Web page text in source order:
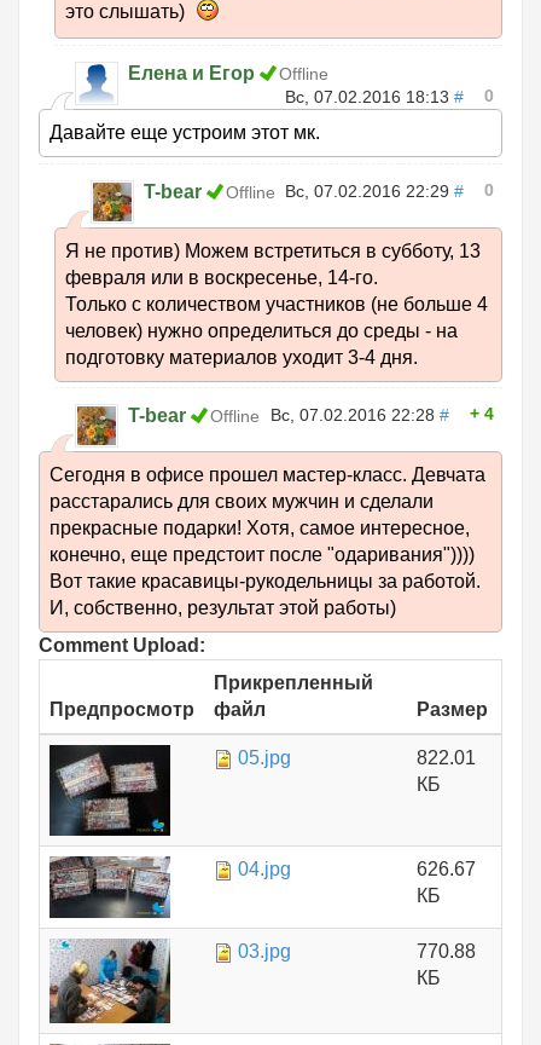
это слышать)
Елена и Егор
Offline
Вс, 07.02.2016 18:13 # 0
Давайте еще устроим этот мк.
T-bear Offline Вс, 07.02.2016 22:29 # 0
Я не против) Можем встретиться в субботу, 13
февраля или в воскресенье, 14-го.
Только с количеством участников (не больше 4
человек) нужно определиться до среды - на
подготовку материалов уходит 3-4 дня.
T-bear Offline Вс, 07.02.2016 22:28 # 4
Сегодня в офисе прошел мастер-класс. Девчата
расстарались для своих мужчин и сделали
прекрасные подарки! Хотя, самое интересное,
конечно, еще предстоит после "одаривания"))))
Вот такие красавицы-рукодельницы за работой.
И, собственно, результат этой работы)
Comment Upload:
Предпросмотр
Прикрепленный
файл
Размер
05.jpg
822.01
КБ
04.jpg
626.67
КБ
03.jpg
770.88
КБ